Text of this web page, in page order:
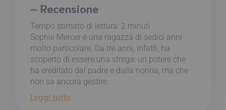
– Recensione
Tempo stimato di lettura: 2 minuti
Sophie Mercer è una ragazza di sedici anni
molto particolare. Da tre anni, infatti, ha
scoperto di essere una strega: un potere che
ha ereditato dal padre e dalla nonna, ma che
non sa ancora gestire.
Leggi tutto